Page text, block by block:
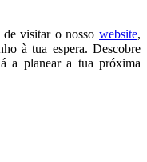
visitar o nosso website,
à tua espera. Descobre
a planear a tua próxima